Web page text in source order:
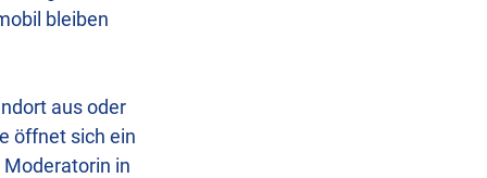
bleiben
aus oder
öffnet sich ein
in